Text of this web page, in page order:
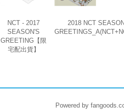
NCT - 2017
SEASON'S
GREETING【限
宅配出貨】
2018 NCT
Powered by